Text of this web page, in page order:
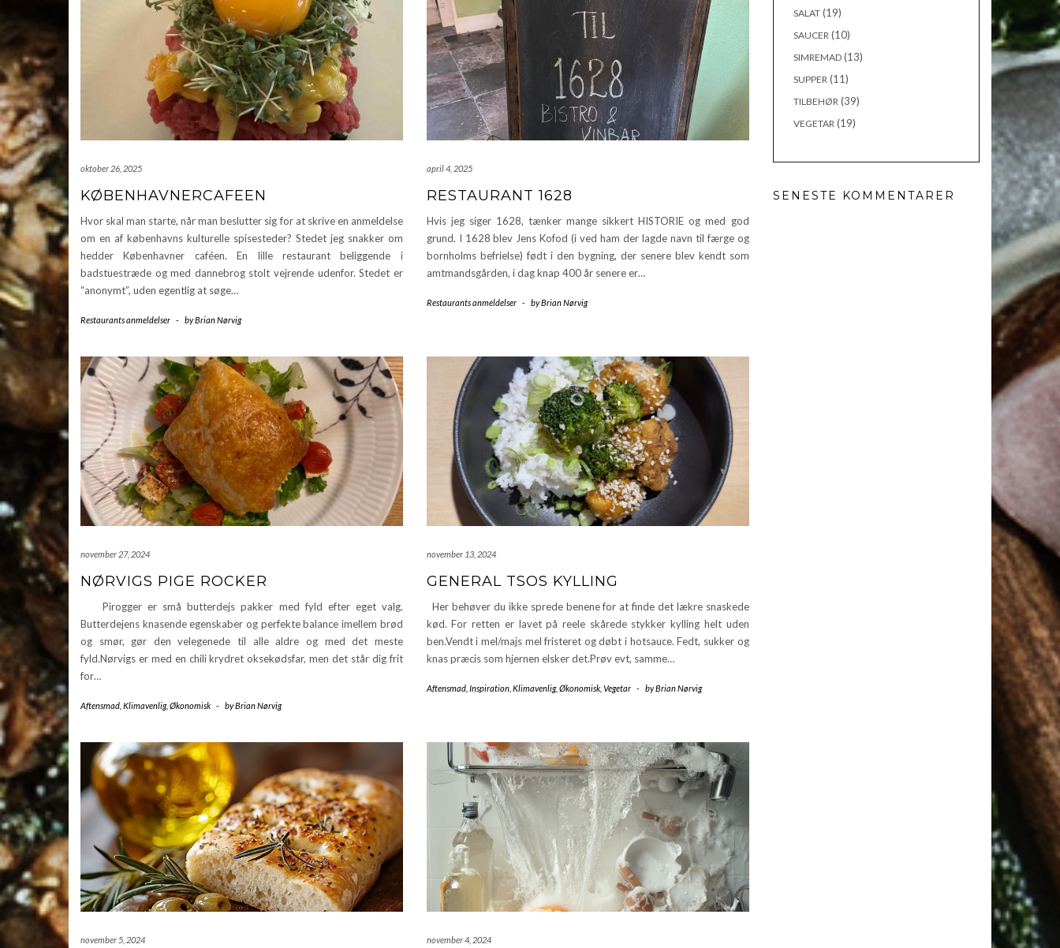
oktober 26, 2025
KØBENHAVNERCAFEEN
Hvor skal man starte, når man beslutter sig for at skrive en anmeldelse
om en af københavns kulturelle spisesteder? Stedet jeg snakker om
hedder Københavner caféen. En lille restaurant beliggende i
badstuestræde og med dannebrog stolt vejrende udenfor. Stedet er
“anonymt”, uden egentlig at søge…
Restaurants anmeldelser - byBrian Nørvig
april 4, 2025
RESTAURANT 1628
Hvis jeg siger 1628, tænker mange sikkert HISTORIE og med god
grund. I 1628 blev Jens Kofod (i ved ham der lagde navn til færge og
bornholms befrielse) født i den bygning, der senere blev kendt som
amtmandsgården, i dag knap 400 år senere er…
Restaurants anmeldelser - byBrian Nørvig
november 27, 2024
NØRVIGS PIGE ROCKER
Pirogger er små butterdejs pakker med fyld efter eget valg.
Butterdejens knasende egenskaber og perfekte balance imellem brød
og smør, gør den velegenede til alle aldre og med det meste
fyld.Nørvigs er med en chili krydret oksekødsfar, men det står dig frit
for…
Aftensmad Klimavenlig, Økonomisk - byBrian Nørvig
november 13, 2024
GENERAL TSOS KYLLING
Her behøver du ikke sprede benene for at finde det lækre snaskede
kød. For retten er lavet på reele skårede stykker kylling helt uden
ben.Vendt i mel/majs mel fristeret og døbt i hotsauce. Fedt, sukker og
knas præcis som hjernen elsker det.Prøv evt, samme…
Aftensmad, Inspiration, Klimavenlig, Økonomisk, Vegetar - byBrian Nørvig
november 5, 2024 november 4, 2024
SALAT(19)
SAUCER(10)
SIMREMAD(13)
SUPPER(11)
TILBEHØR(39)
VEGETAR(19)
SENESTE KOMMENTARER